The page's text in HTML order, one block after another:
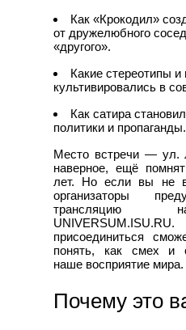
Как «Крокодил»
от дружелюбного
«другого».
Какие стереотипы
культивировались в
Как сатира
политики и пропаганды.
Место встречи — ул.
наверное, ещё
лет. Но если вы не
организаторы
трансляцию
присоединиться
понять, как смех и
наше восприятие мира.
Почему это